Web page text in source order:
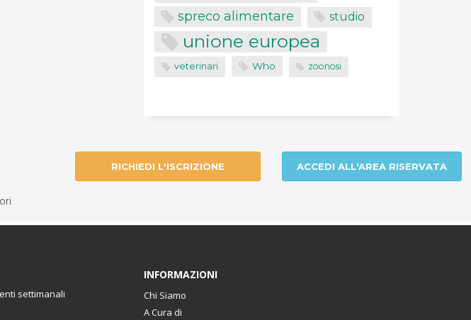
spreco alimentare studio
unione europea
veterinari Who zoonosi
RICHIEDI L'ISCRIZIONE ACCEDI ALL'AREA RISERVATA
settimanali
INFORMAZIONI
Chi Siamo
A Cura di